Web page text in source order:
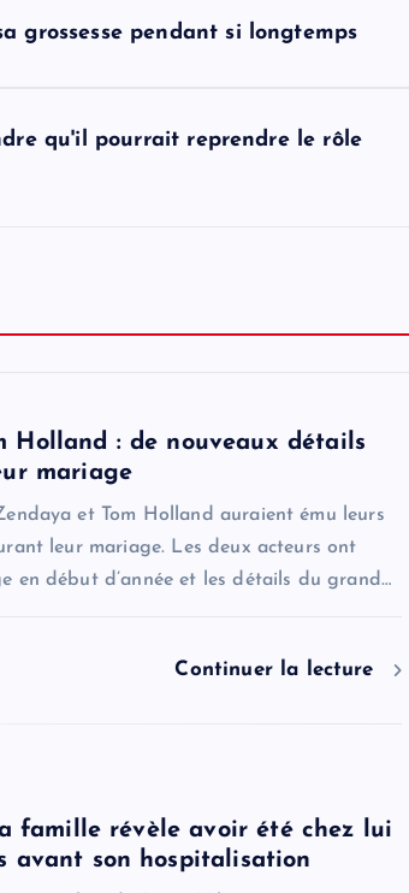
grossesse pendant si longtemps
qu'il pourrait reprendre le rôle
Holland : de nouveaux détails
mariage
et Tom Holland auraient ému leurs
leur mariage. Les deux acteurs ont
en début d’année et les détails du grand…
Continuer la lecture
famille révèle avoir été chez lui
avant son hospitalisation